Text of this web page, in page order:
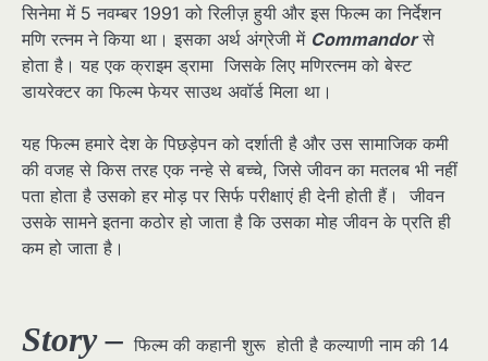
सिनेमा में 5 नवम्बर 1991 को रिलीज़ हुयी और इस फिल्म का निर्देशन
मणि रत्नम ने किया था। इसका अर्थ अंग्रेजी में Commandorसे
होता है। यह एक क्राइम ड्रामा जिसके लिए मणिरत्नम को बेस्ट
डायरेक्टर का फिल्म फेयर साउथ अवॉर्ड मिला था।
यह फिल्म हमारे देश के पिछड़ेपन को दर्शाती है और उस सामाजिक कमी
की वजह से किस तरह एक नन्हे से बच्चे, जिसे जीवन का मतलब भी नहीं
पता होता है उसको हर मोड़ पर सिर्फ परीक्षाएं ही देनी होती हैं। जीवन
उसके सामने इतना कठोर हो जाता है कि उसका मोह जीवन के प्रति ही
कम हो जाता है।
Story – फिल्म की कहानी शुरू होती है कल्याणी नाम की 14